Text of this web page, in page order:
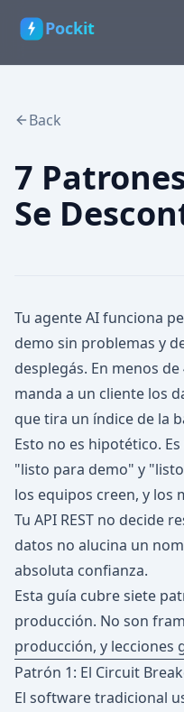
Pockit
Back
7
Se
Tu agente AI funciona
demo sin problemas y
desplegás. En menos
manda a un cliente los
que tira un índice de la
Esto no es hipotético.
"listo para demo" y
los equipos creen, y
Tu API REST no decide
datos no alucina un
absoluta confianza.
Esta guía cubre siete
producción. No son
producción, y lecciones
Patrón 1: El Circuit
El software tradicional